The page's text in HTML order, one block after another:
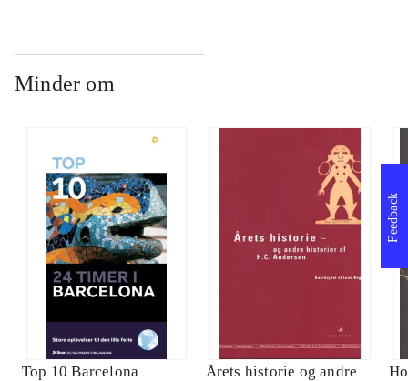
Minder om
Top 10 Barcelona
Årets historie og andre
Feedback